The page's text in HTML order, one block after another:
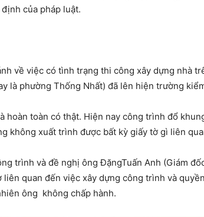
của pháp luật.
về việc có tình trạng thi công xây dựng nhà
là phường Thống Nhất) đã lên hiện trường
toàn có thật. Hiện nay công trình đổ
xuất trình được bất kỳ giấy tờ gì liên
trình và đề nghị ông ĐặngTuấn Anh (Giám
quan đến việc xây dựng công trình và
ông không chấp hành.